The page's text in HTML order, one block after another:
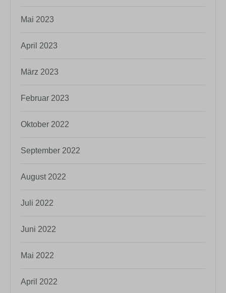
Mai 2023
April 2023
März 2023
Februar 2023
Oktober 2022
September 2022
August 2022
Juli 2022
Juni 2022
Mai 2022
April 2022